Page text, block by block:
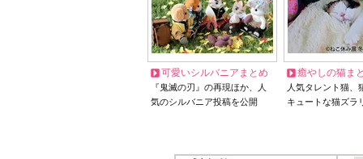
可愛いシルバニアまとめ
『鬼滅の刃』の再現ほか、人
気のシルバニア投稿を公開
癒やしの猫ま
人気タレント猫
キュートな猫ズラ